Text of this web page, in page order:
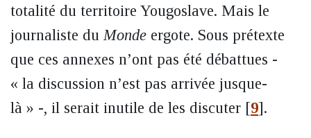
totalité du territoire Yougoslave. Mais le
journaliste duMonde ergote. Sous prétexte
que ces annexes n’ont pas été débattues -
« la discussion n’est pas arrivée jusque-
là » -, il serait inutile de les discuter [9] .